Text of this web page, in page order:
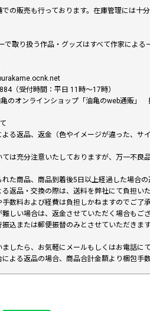
の販売も行っております。在庫管理には十
で取り扱う作品・グッズはすべて作家によ
（受付時間：平日 11時〜17時）
亀のオンラインショップ「油亀のweb通販」
る返品、返金（色やイメージが違った、サ
は充分注意いたしておりますが、万一不良
た商品、商品到着後5日以上経過した場合の
返品・交換の際は、送料を弊社にて負担いた
数料および経費は負担しかねますのでご了承
しい場合は、返金させていただく場合もござ
込または郵便振替のみとさせていただきます
ましたら、お気軽にメールもしくはお電話に
よる返品の場合、商品合計金額より梱包手